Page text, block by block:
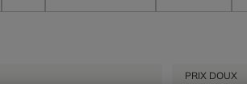
PRIX DOUX